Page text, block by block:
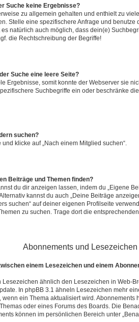
Suche keine Ergebnisse?
zu allgemein gehalten und enthielt zu
Stelle eine spezifischere Anfrage und benutze
natürlich auch möglich, dass dein(e)
die Rechtschreibung der Begriffe!
Suche eine leere Seite?
Ergebnisse, somit konnte der Webserver sie
Suchbegriffe ein oder beschränke
suchen?
und klicke auf „Nach einem Mitglied suchen“.
Beiträge und Themen finden?
du dir anzeigen lassen, indem du „Eigene
kannst du auch „Deine Beiträge
suchen“ auf deiner eigenen Profilseite
zu suchen. Trage dort die
Abonnements und Lesezeichen
einem Lesezeichen und einem
Lesezeichen ähnlich den Lesezeichen in Web-
In phpBB 3.1 ähneln Lesezeichen mehr
wenn ein Thema aktualisiert wird. Abonnements
oder eines Forums des Boards. Die
können im persönlichen Bereich unter